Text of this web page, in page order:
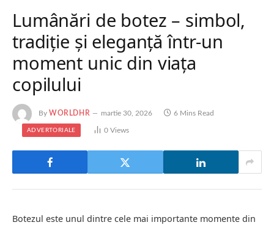
Lumânări de botez – simbol,
tradiție și eleganță într-un
moment unic din viața
copilului
By WORLDHR martie 30, 2026 6 Mins Read
ADVERTORIALE 0 Views
Botezul este unul dintre cele mai importante momente din